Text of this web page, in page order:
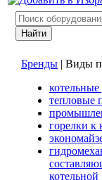
Бренды | Виды
котельные
тепловые
горелки к
котельной